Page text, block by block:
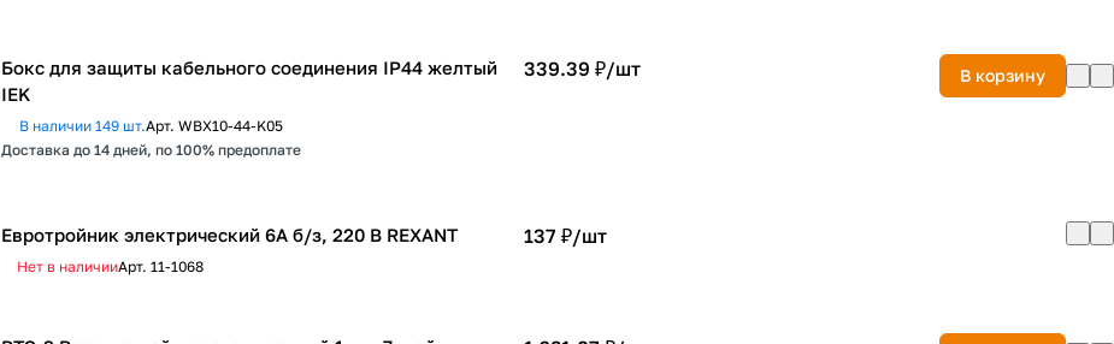
Бокс для защиты кабельного соединения IP44 желтый
IEK
В наличии 149 шт.Арт. WBX10-44-K05
Доставка до 14 дней, по 100% предоплате
339.39 ₽/шт В корзину
Евротройник электрический 6A б/з, 220 В REXANT
Нет в наличииАрт. 11-1068
137 ₽/шт